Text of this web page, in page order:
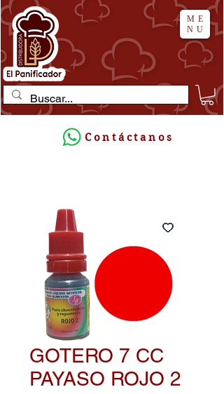
ME
NU
Contáctanos
GOTERO 7 CC
PAYASO ROJO 2